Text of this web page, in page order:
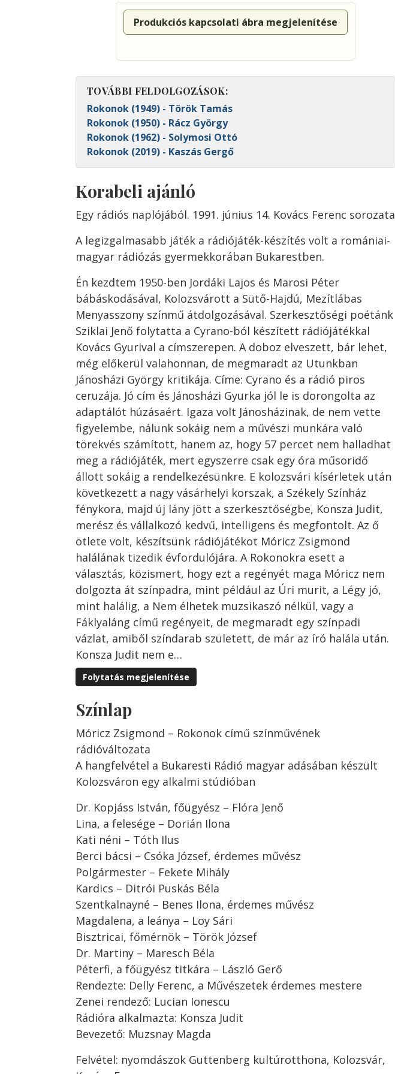
Produkciós kapcsolati ábra megjelenítése
TOVÁBBI FELDOLGOZÁSOK:
Rokonok (1949) - Török Tamás
Rokonok (1950) - Rácz György
Rokonok (1962) - Solymosi Ottó
Rokonok (2019) - Kaszás Gergő
Korabeli ajánló
Egy rádiós naplójából. 1991. június 14. Kovács Ferenc sorozata
A legizgalmasabb játék a rádiójáték-készítés volt a romániai-
magyar rádiózás gyermekkorában Bukarestben.
Én kezdtem 1950-ben Jordáki Lajos és Marosi Péter
bábáskodásával, Kolozsvárott a Sütő-Hajdú, Mezítlábas
Menyasszony színmű átdolgozásával. Szerkesztőségi poétánk
Sziklai Jenő folytatta a Cyrano-ból készített rádiójátékkal
Kovács Gyurival a címszerepen. A doboz elveszett, bár lehet,
még előkerül valahonnan, de megmaradt az Utunkban
Jánosházi György kritikája. Címe: Cyrano és a rádió piros
ceruzája. Jó cím és Jánosházi Gyurka jól le is dorongolta az
adaptálót húzásaért. Igaza volt Jánosházinak, de nem vette
figyelembe, nálunk sokáig nem a művészi munkára való
törekvés számított, hanem az, hogy 57 percet nem halladhat
meg a rádiójáték, mert egyszerre csak egy óra műsoridő
állott sokáig a rendelkezésünkre. E kolozsvári kísérletek után
következett a nagy vásárhelyi korszak, a Székely Színház
fénykora, majd új lány jött a szerkesztőségbe, Konsza Judit,
merész és vállalkozó kedvű, intelligens és megfontolt. Az ő
ötlete volt, készítsünk rádiójátékot Móricz Zsigmond
halálának tizedik évfordulójára. A Rokonokra esett a
választás, közismert, hogy ezt a regényét maga Móricz nem
dolgozta át színpadra, mint például az Úri murit, a Légy jó,
mint halálig, a Nem élhetek muzsikaszó nélkül, vagy a
Fáklyaláng című regényeit, de megmaradt egy színpadi
vázlat, amiből színdarab született, de már az író halála után.
Konsza Judit nem e…
Folytatás megjelenítése
Színlap
Móricz Zsigmond – Rokonok című színművének
rádióváltozata
A hangfelvétel a Bukaresti Rádió magyar adásában készült
Kolozsváron egy alkalmi stúdióban
Dr. Kopjáss István, főügyész – Flóra Jenő
Lina, a felesége – Dorián Ilona
Kati néni – Tóth Ilus
Berci bácsi – Csóka József, érdemes művész
Polgármester – Fekete Mihály
Kardics – Ditrói Puskás Béla
Szentkalnayné – Benes Ilona, érdemes művész
Magdalena, a leánya – Loy Sári
Bisztricai, főmérnök – Török József
Dr. Martiny – Maresch Béla
Péterfi, a főügyész titkára – László Gerő
Rendezte: Delly Ferenc, a Művészetek érdemes mestere
Zenei rendező: Lucian Ionescu
Rádióra alkalmazta: Konsza Judit
Bevezető: Muzsnay Magda
Felvétel: nyomdászok Guttenberg kultúrotthona, Kolozsvár,